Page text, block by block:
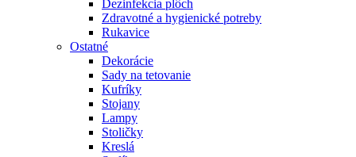
Dezinfekcia plôch
Zdravotné a hygienické potreby
Rukavice
Ostatné
Dekorácie
Sady na tetovanie
Kufríky
Stojany
Lampy
Stoličky
Kreslá